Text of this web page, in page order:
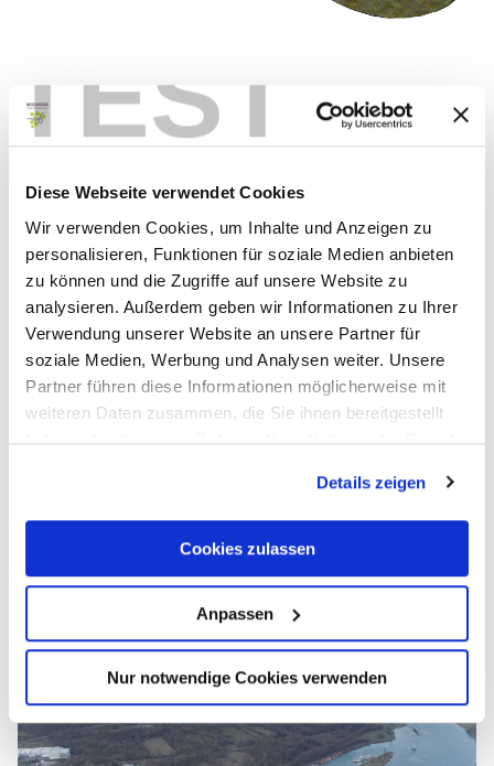
TEST
Diese Webseite verwendet Cookies
Wir verwenden Cookies, um Inhalte und Anzeigen zu
personalisieren, Funktionen für soziale Medien anbieten
zu können und die Zugriffe auf unsere Website zu
analysieren. Außerdem geben wir Informationen zu Ihrer
Verwendung unserer Website an unsere Partner für
soziale Medien, Werbung und Analysen weiter. Unsere
Partner führen diese Informationen möglicherweise mit
weiteren Daten zusammen, die Sie ihnen bereitgestellt
haben oder die sie im Rahmen Ihrer Nutzung der Dienste
Details zeigen
Cookies zulassen
Anpassen
Nur notwendige Cookies verwenden
ARGO Roman country estate with mills
56841 Enkirch
ARGO Roman country estate with mills
56841 Traben-Trarbach/Kautenbach